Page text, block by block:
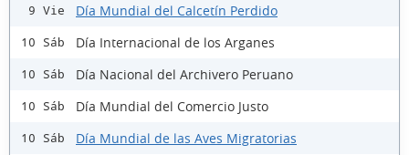
9 Vie Día Mundial del Calcetín Perdido
10 Sáb Día Internacional de los Arganes
10 Sáb Día Nacional del Archivero Peruano
10 Sáb Día Mundial del Comercio Justo
10 Sáb Día Mundial de las Aves Migratorias